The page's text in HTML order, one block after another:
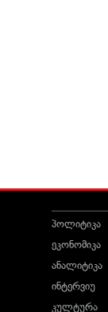
პოლიტიკა
ეკონომიკა
ანალიტიკა
ინტერვიუ
კულტურა